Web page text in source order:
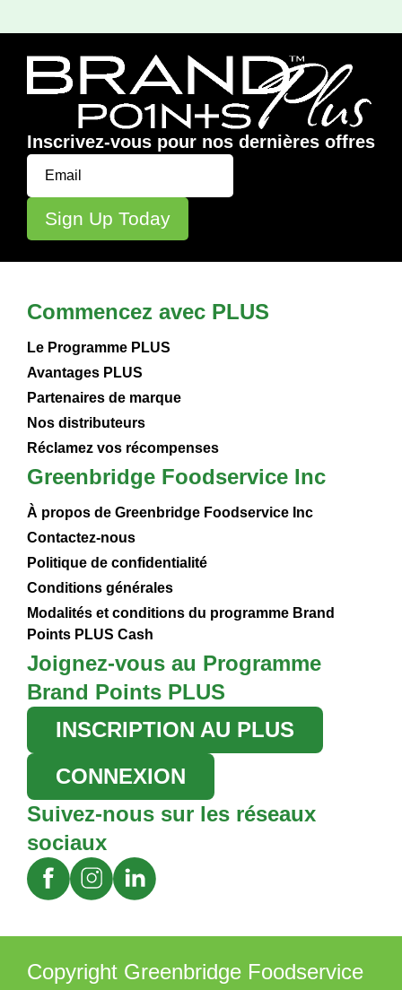
Inscrivez-vous pour nos dernières offres
Commencez avec PLUS
Le Programme PLUS
Avantages PLUS
Partenaires de marque
Nos distributeurs
Réclamez vos récompenses
Greenbridge Foodservice Inc
À propos de Greenbridge Foodservice Inc
Contactez-nous
Politique de confidentialité
Conditions générales
Modalités et conditions du programme Brand
Points PLUS Cash
Joignez-vous au Programme
Brand Points PLUS
INSCRIPTION AU PLUS
CONNEXION
Suivez-nous sur les réseaux
sociaux
Copyright Greenbridge Foodservice